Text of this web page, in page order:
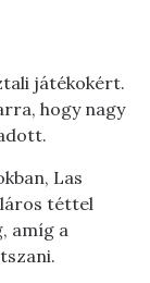
játékokért.
hogy nagy
Las
téttel
amíg a